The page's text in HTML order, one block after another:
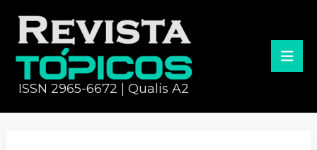
ISSN 2965-6672 | Qualis A2